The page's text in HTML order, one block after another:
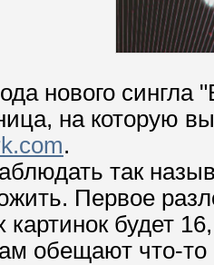
нового сингла
на которую
.
так
Первое
картинок будет
обещают что-то